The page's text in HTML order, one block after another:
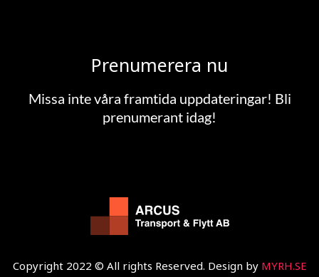
Prenumerera nu
Missa inte våra framtida uppdateringar! Bli
prenumerant idag!
Copyright 2022 © All rights Reserved. Design by MYRH.SE